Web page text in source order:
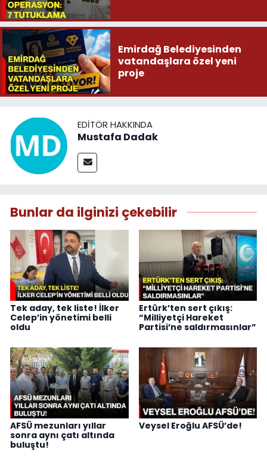
Emirdağ Belediyesinden
vatandaşlara özel yeni
proje
EDITÖR HAKKINDA
Mustafa Dadak
Bunlar da ilginizi çekebilir
Tek aday, tek liste! İlker
Celep’in yönetimi belli
oldu
Ertürk’ten sert çıkış:
“Milliyetçi Hareket
Partisi’ne saldırmasınlar”
AFSÜ mezunları yıllar
sonra aynı çatı altında
buluştu!
Veysel Eroğlu AFSÜ’de!